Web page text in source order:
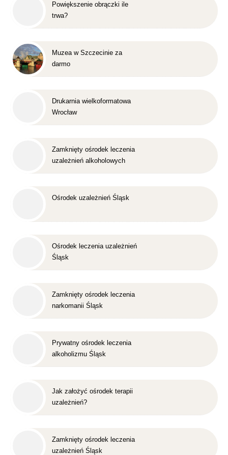
Powiększenie obrączki ile
trwa?
Muzea w Szczecinie za
darmo
Drukarnia wielkoformatowa
Wrocław
Zamknięty ośrodek leczenia
uzależnień alkoholowych
Ośrodek uzależnień Śląsk
Ośrodek leczenia uzależnień
Śląsk
Zamknięty ośrodek leczenia
narkomanii Śląsk
Prywatny ośrodek leczenia
alkoholizmu Śląsk
Jak założyć ośrodek terapii
uzależnień?
Zamknięty ośrodek leczenia
uzależnień Śląsk